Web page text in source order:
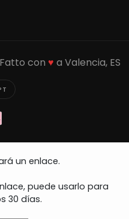
con ♥ a Valencia, ES
un enlace.
puede usarlo para
30 días.